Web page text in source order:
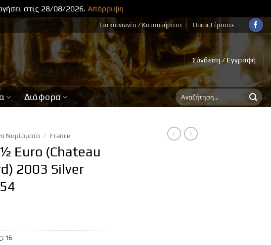
στις 28/08/2026.Απόρριψη
Επικοινωνία / Καταστήματα Ποιοι Είμαστε
Σύνδεση / Εγγραφή
Διάφορα
Αναζήτηση
για:
Νομίσματα / France
Euro (Chateau
2003 Silver
16